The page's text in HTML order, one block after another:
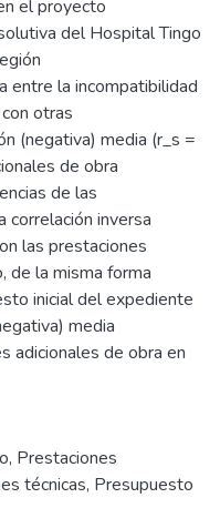
el proyecto
del Hospital Tingo
entre la incompatibilidad
otras
(negativa) media (r_s =
de obra
de las
correlación inversa
las prestaciones
de la misma forma
inicial del expediente
media
adicionales de obra en
, Prestaciones
técnicas, Presupuesto